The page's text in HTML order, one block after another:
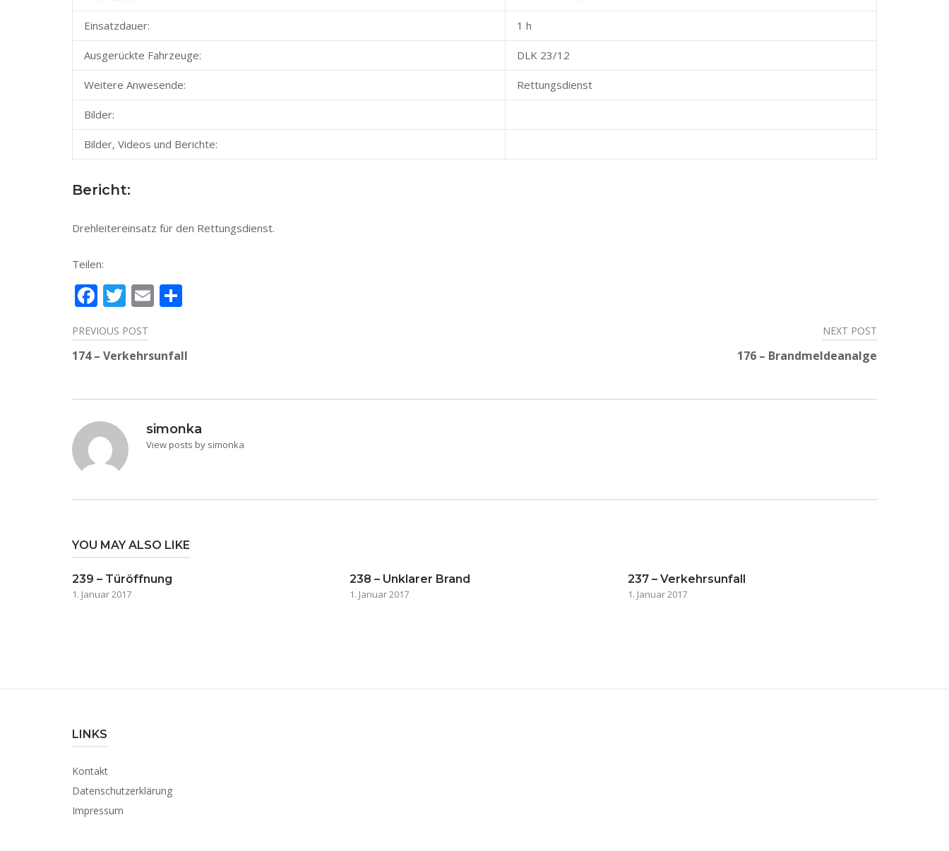
Einsatzdauer: 1 h
Ausgerückte Fahrzeuge: DLK 23/12
Weitere Anwesende: Rettungsdienst
Bilder:
Bilder, Videos und Berichte:
Bericht:
Drehleitereinsatz für den Rettungsdienst.
Teilen:
Facebook
Twitter
Email
Beitragsnavigation
PREVIOUS POST
174 – Verkehrsunfall
NEXT POST
176 – Brandmeldeanalge
simonka
View posts by simonka
YOU MAY ALSO LIKE
239 – Türöffnung
1. Januar 2017
238 – Unklarer Brand
1. Januar 2017
237 – Verkehrsunfall
1. Januar 2017
LINKS
Kontakt
Datenschutzerklärung
Impressum